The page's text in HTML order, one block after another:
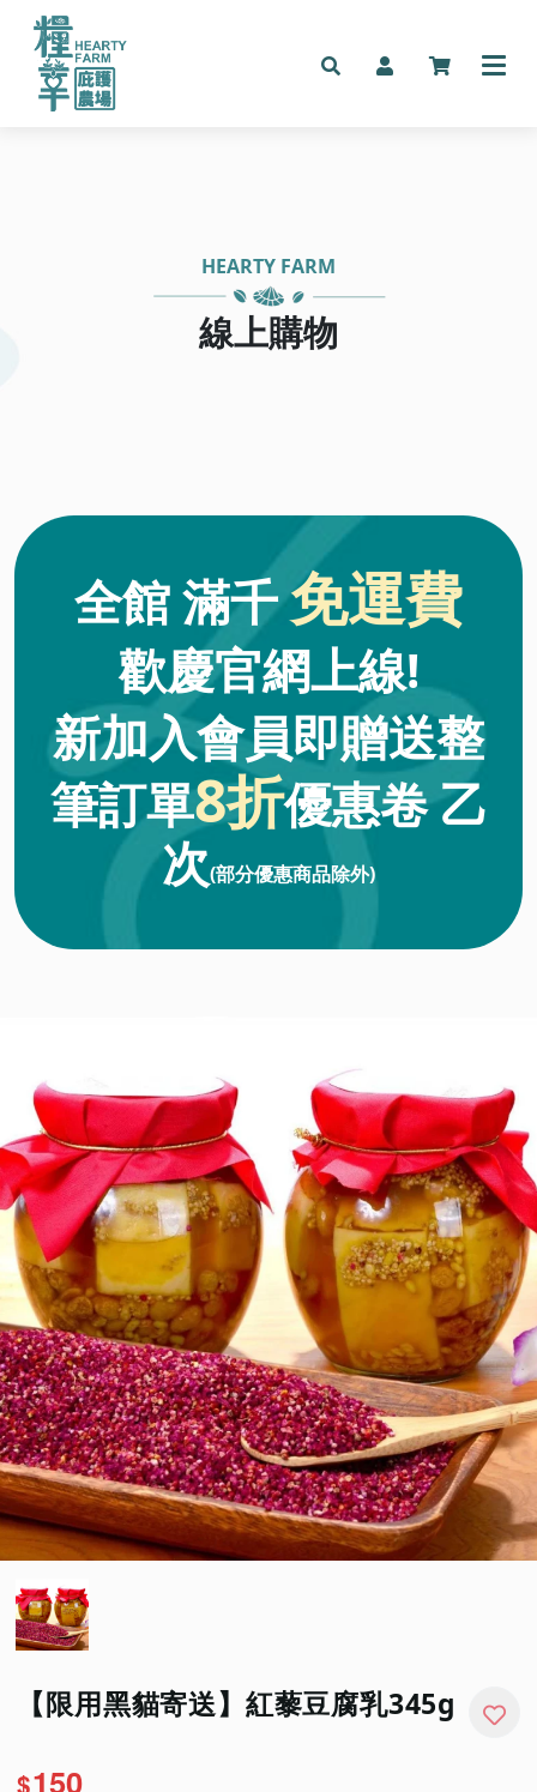
HEARTY FARM
線上購物
全館 滿千免運費
歡慶官網上線!
新加入會員即贈送整
筆訂單8折優惠卷乙
次(部分優惠商品除外)
【限用黑貓寄送】紅藜豆腐乳345g
$150